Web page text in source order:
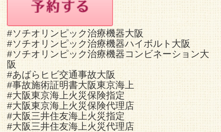
#ソチオリンピック治療機器大阪
#ソチオリンピック治療機器ハイボルト大阪
#ソチオリンピック治療機器コンビネーション大
阪
#あばらヒビ交通事故大阪
#事故施術証明書大阪東京海上
#大阪東京海上火災保険指定
#大阪東京海上火災保険代理店
#大阪三井住友海上火災指定
#大阪三井住友海上火災代理店